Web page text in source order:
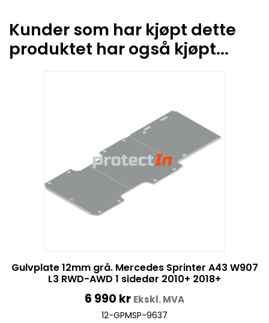
Kunder som har kjøpt dette
produktet har også kjøpt...
Gulvplate 12mm grå. Mercedes Sprinter A43 W907
L3 RWD-AWD 1 sidedør 2010+ 2018+
6 990 kr Ekskl. MVA
12-GPMSP-9637